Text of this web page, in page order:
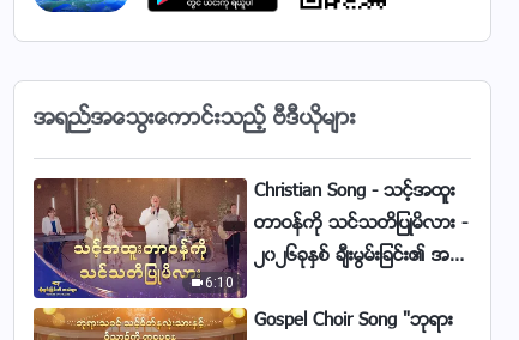
4:10
Myanmar Christian Song
ကို ဝန္းရံ)
4:19
Myanmar Christian Song (ဘုရား
သခင္၏ ခ်စ္ျခင္းေမတၱာသည္ ကြၽန္ု
ပ္တို႔အား နီးေစၿပီ)
အရည္အေသြးေကာင္းသည့္ ဗီဒီယိုမ်ား
6:10
Christian Song - သင့္အထူး
တာဝန္ကို သင္သတိျပဳမိလား -
၂၀၂၆ခုႏွစ္ ခ်ီးမြမ္းျခင္း၏ အသံ
Gospel Choir Song "ဘုရား